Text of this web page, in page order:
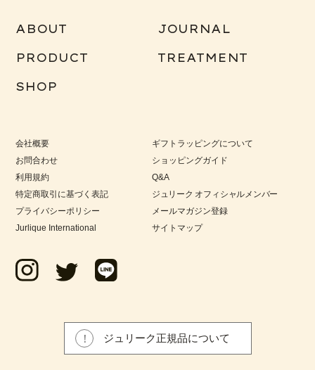
ABOUT JOURNAL
PRODUCT TREATMENT
SHOP
会社概要
お問合わせ
利用規約
特定商取引に基づく表記
プライバシーポリシー
Jurlique International
ギフトラッピングについて
ショッピングガイド
Q&A
ジュリーク オフィシャルメンバー
メールマガジン登録
サイトマップ
ジュリーク正規品について